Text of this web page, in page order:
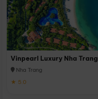
Vinpearl Luxury Nha Trang
Nha Trang
★ 5.0